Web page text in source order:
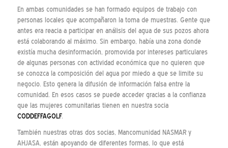
En ambas comunidades se han formado equipos de trabajo con
personas locales que acompañaron la toma de muestras. Gente que
antes era reacia a participar en análisis del agua de sus pozos ahora
está colaborando al máximo. Sin embargo, había una zona donde
existía mucha desinformación, promovida por intereses particulares
de algunas personas con actividad económica que no quieren que
se conozca la composición del agua por miedo a que se limite su
negocio. Esto genera la difusión de información falsa entre la
comunidad. En esos casos se puede acceder gracias a la confianza
que las mujeres comunitarias tienen en nuestra socia
CODDEFFAGOLF.
También nuestras otras dos socias, Mancomunidad NASMAR y
AHJASA, están apoyando de diferentes formas, lo que está